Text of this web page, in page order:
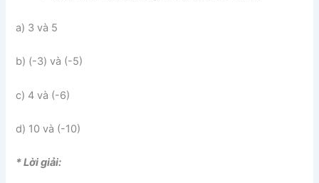
a) 3 và 5
b) (-3) và (-5)
c) 4 và (-6)
d) 10 và (-10)
* Lời giải: